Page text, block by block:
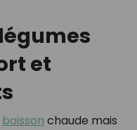
et
boisson chaude mais